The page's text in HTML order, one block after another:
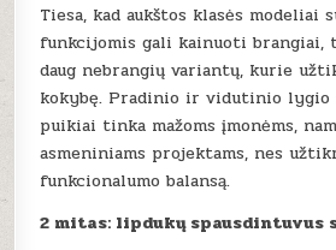
Tiesa, kad aukštos klasės modeliai
funkcijomis gali kainuoti brangiai,
daug nebrangių variantų, kurie
kokybę. Pradinio ir vidutinio lygio
puikiai tinka mažoms įmonėms,
asmeniniams projektams, nes
funkcionalumo balansą.
2 mitas: lipdukų spausdintuvus